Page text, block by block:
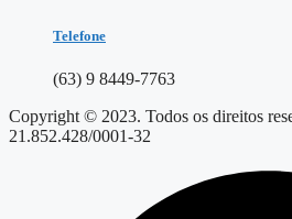
Telefone
(63) 9 8449-7763
Copyright © 2023. Todos os direitos
21.852.428/0001-32